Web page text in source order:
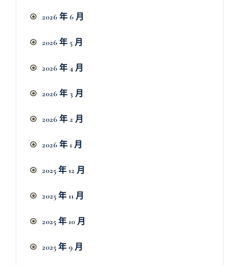
2026 年 6 月
2026 年 5 月
2026 年 4 月
2026 年 3 月
2026 年 2 月
2026 年 1 月
2025 年 12 月
2025 年 11 月
2025 年 10 月
2025 年 9 月